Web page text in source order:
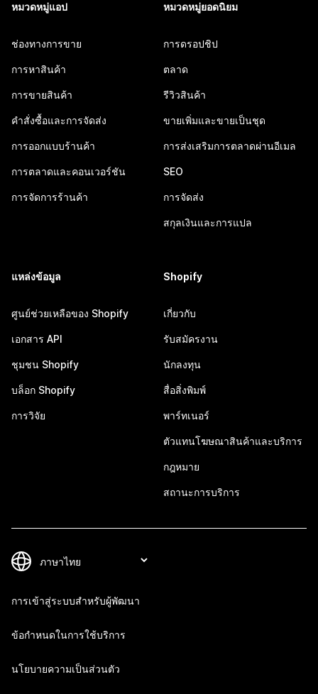
หมวดหมู่แอป
ช่องทางการขาย
การหาสินค้า
การขายสินค้า
คำสั่งซื้อและการจัดส่ง
การออกแบบร้านค้า
การตลาดและคอนเวอร์ชัน
การจัดการร้านค้า
หมวดหมู่ยอดนิยม
การดรอปชิป
ตลาด
รีวิวสินค้า
ขายเพิ่มและขายเป็นชุด
การส่งเสริมการตลาดผ่านอีเมล
SEO
การจัดส่ง
สกุลเงินและการแปล
แหล่งข้อมูล
ศูนย์ช่วยเหลือของ Shopify
เอกสาร API
ชุมชน Shopify
บล็อก Shopify
การวิจัย
Shopify
เกี่ยวกับ
รับสมัครงาน
นักลงทุน
สื่อสิ่งพิมพ์
พาร์ทเนอร์
ตัวแทนโฆษณาสินค้าและบริการ
กฎหมาย
สถานะการบริการ
การเข้าสู่ระบบสำหรับผู้พัฒนา
ข้อกำหนดในการใช้บริการ
นโยบายความเป็นส่วนตัว